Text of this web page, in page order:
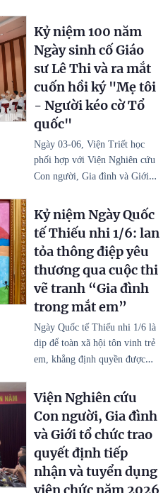
Kỷ niệm 100 năm
Ngày sinh cố Giáo
sư Lê Thi và ra mắt
cuốn hồi ký "Mẹ tôi
- Người kéo cờ Tổ
quốc"
Ngày 03-06, Viện Triết học
phối hợp với Viện Nghiên cứu
Con người, Gia đình và Giới…
Kỷ niệm Ngày Quốc
tế Thiếu nhi 1/6: lan
tỏa thông điệp yêu
thương qua cuộc thi
vẽ tranh “Gia đình
trong mắt em”
Ngày Quốc tế Thiếu nhi 1/6 là
dịp để toàn xã hội tôn vinh trẻ
em, khẳng định quyền được…
Viện Nghiên cứu
Con người, Gia đình
và Giới tổ chức trao
quyết định tiếp
nhận và tuyển dụng